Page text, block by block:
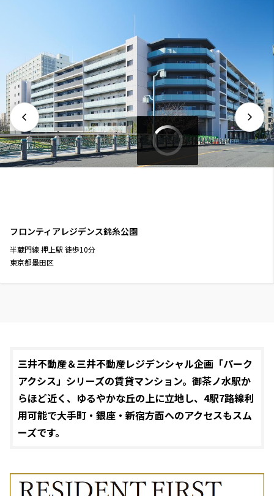
フロンティアレジデンス錦糸公園
半蔵門線 押上駅 徒歩10分
東京都墨田区
三井不動産＆三井不動産レジデンシャル企画「パーク
アクシス」シリーズの賃貸マンション。御茶ノ水駅か
らほど近く、ゆるやかな丘の上に立地し、4駅7路線利
用可能で大手町・銀座・新宿方面へのアクセスもスム
ーズです。